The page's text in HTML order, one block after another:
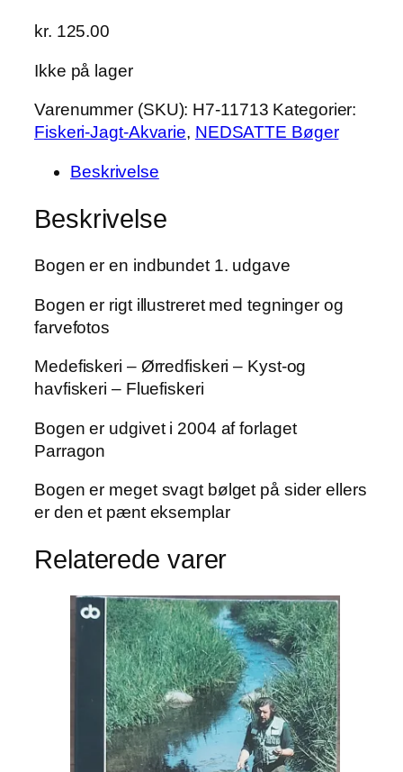
kr. 125.00
Ikke på lager
Varenummer (SKU): H7-11713 Kategorier:
Fiskeri-Jagt-Akvarie, NEDSATTE Bøger
Beskrivelse
Beskrivelse
Bogen er en indbundet 1. udgave
Bogen er rigt illustreret med tegninger og
farvefotos
Medefiskeri – Ørredfiskeri – Kyst-og
havfiskeri – Fluefiskeri
Bogen er udgivet i 2004 af forlaget
Parragon
Bogen er meget svagt bølget på sider ellers
er den et pænt eksemplar
Relaterede varer